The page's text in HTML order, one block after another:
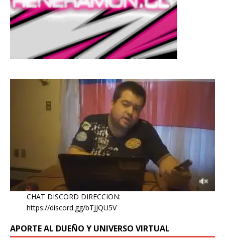
CHAT DISCORD DIRECCION:
https://discord.gg/bTJJQU5V
APORTE AL DUEÑO Y UNIVERSO VIRTUAL